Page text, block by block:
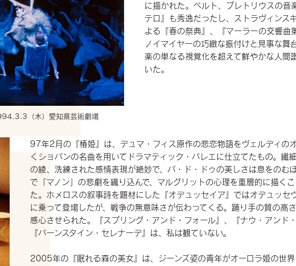
（木）愛知県芸術劇場
に描かれた。ペルト、プレトリウスの音
テロ』も秀逸だったし、ストラヴィンス
よる『春の祭典』、『マーラーの交響曲
ノイマイヤーの巧緻な振付けと見事な舞
楽の単なる視覚化を超えて鮮やかな人間
いた。
97年2月の『椿姫』は、デュマ・フィス原作の悲恋物語をヴェルディの
くショパンの名曲を用いてドラマティック・バレエに仕立てたもの。繊
の綾、洗練された感情表現が絶妙で、パ・ド・ドゥの美しさは息をのむ
で「マノン」の悲劇を織り込んで、マルグリットの心理を重層的に描く
た。ホメロスの叙事詩を題材にした『オデュッセイア』ではオデュッセ
に乗って登場したが、戦争の無意味さが伝わってくる。踊り手の質の高
感心させられた。『スプリング・アンド・フォール』、『ナウ・アンド・
『バーンスタイン・セレナーデ』は、私は観ていない。
2005年の『眠れる森の美女』は、ジーンズ姿の青年がオーロラ姫の世